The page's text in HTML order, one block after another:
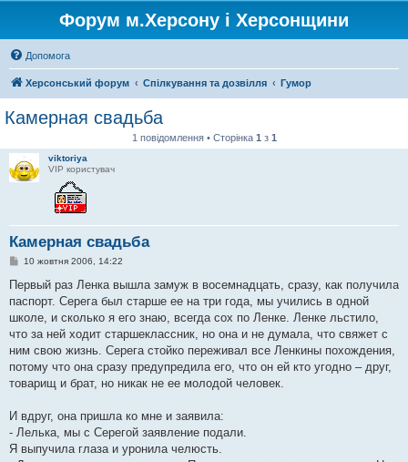
Форум м.Херсону і Херсонщини
Допомога
Херсонський форум Спілкування та дозвілля Гумор
Камерная свадьба
1 повідомлення • Сторінка 1 з 1
viktoriya
VIP користувач
Камерная свадьба
П
в
д
о
л
е
н
я
10 жовтня 2006, 14:22
Первый раз Ленка вышла замуж в восемнадцать, сразу, как получила
паспорт. Серега был старше ее на три года, мы учились в одной
школе, и сколько я его знаю, всегда сох по Ленке. Ленке льстило,
что за ней ходит старшеклассник, но она и не думала, что свяжет с
ним свою жизнь. Серега стойко переживал все Ленкины похождения,
потому что она сразу предупредила его, что он ей кто угодно – друг,
товарищ и брат, но никак не ее молодой человек.
И вдруг, она пришла ко мне и заявила:
- Лелька, мы с Серегой заявление подали.
Я выпучила глаза и уронила челюсть.